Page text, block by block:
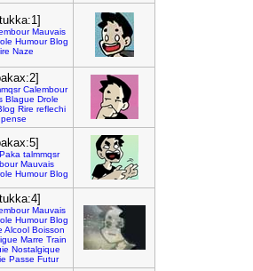
Mauvais
Humour Blog
Naze
Calembour
Blague Drole
Rire reflechi
pense
Paka talmmqsr
Mauvais
Humour Blog
Mauvais
Humour Blog
Alcool Boisson
Marre Train
Nostalgique
Passe Futur